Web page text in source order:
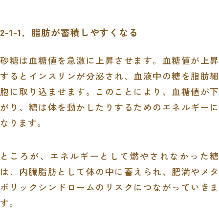
2-1-1．脂肪が蓄積しやすくなる
砂糖は血糖値を急激に上昇させます。血糖値が上昇
するとインスリンが分泌され、血液中の糖を脂肪細
胞に取り込ませます。このことにより、血糖値が下
がり、糖は体を動かしたりするためのエネルギーに
なります。
ところが、エネルギーとして燃やされなかった糖
は、内臓脂肪として体の中に蓄えられ、肥満やメタ
ボリックシンドロームのリスクにつながっていきま
す。